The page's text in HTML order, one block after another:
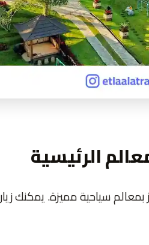
الرئيسية
سياحية مميزة. يمكنك